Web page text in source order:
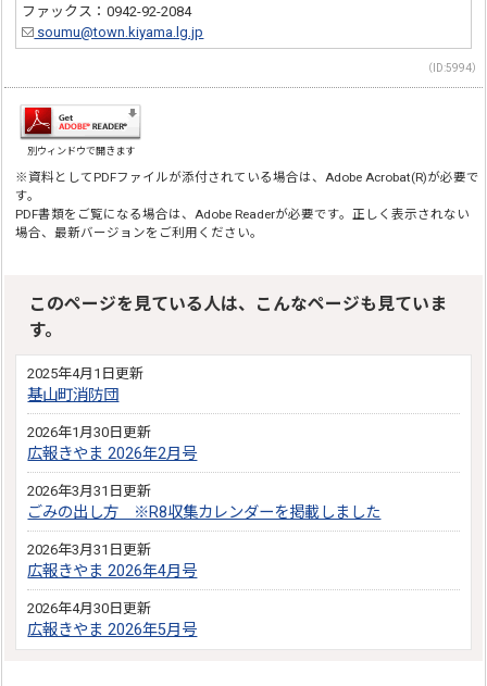
ファックス：0942-92-2084
soumu@town.kiyama.lg.jp
（ID:5994）
別ウィンドウで開きます
※資料としてPDFファイルが添付されている場合は、Adobe Acrobat(R)が必要で
す。
PDF書類をご覧になる場合は、Adobe Readerが必要です。正しく表示されない
場合、最新バージョンをご利用ください。
このページを見ている人は、こんなページも見ていま
す。
2025年4月1日更新
基山町消防団
2026年1月30日更新
広報きやま 2026年2月号
2026年3月31日更新
ごみの出し方 ※R8収集カレンダーを掲載しました
2026年3月31日更新
広報きやま 2026年4月号
2026年4月30日更新
広報きやま 2026年5月号